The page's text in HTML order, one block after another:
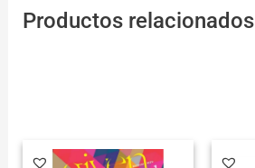
Productos relacionados